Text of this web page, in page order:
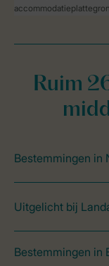
Ruim
Bestemmingen in
Uitgelicht bij
Bestemmingen in